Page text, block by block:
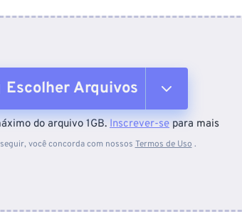
Escolher Arquivos
Do dispositivo
do arquivo 1GB. Inscrever-se para mais
você concorda com nossos Termos de Uso .